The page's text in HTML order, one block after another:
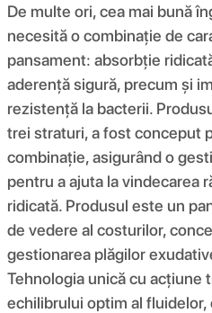
De multe ori, cea mai bună
necesită o combinație de
pansament: absorbție
aderență sigură, precum și
rezistență la bacterii.
trei straturi, a fost conceput
combinație, asigurând o
pentru a ajuta la vindecarea
ridicată. Produsul este un
de vedere al costurilor,
gestionarea plăgilor
Tehnologia unică cu acțiune
echilibrului optim al